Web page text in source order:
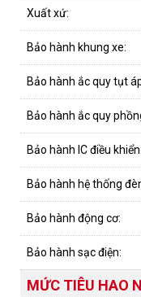
Xuất xứ:
Bảo hành khung xe:
Bảo hành ắc quy tụt
Bảo hành ắc quy
Bảo hành IC điều khiển:
Bảo hành hệ thống
Bảo hành động cơ:
Bảo hành sạc điện:
MỨC TIÊU HAO